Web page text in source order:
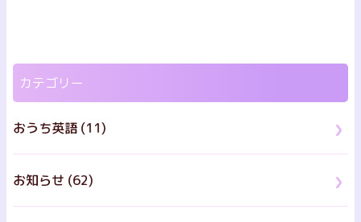
カテゴリー
おうち英語 (11)
お知らせ (62)